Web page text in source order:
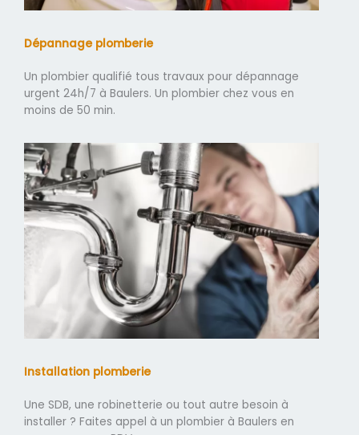
Dépannage plomberie
Un plombier qualifié tous travaux pour dépannage
urgent 24h/7 à Baulers. Un plombier chez vous en
moins de 50 min.
Installation plomberie
Une SDB, une robinetterie ou tout autre besoin à
installer ? Faites appel à un plombier à Baulers en